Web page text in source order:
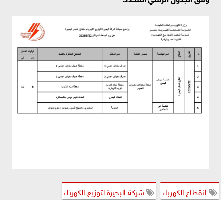
انقطاع الكهرباء
شركة البحيرة لتوزيع الكهرباء